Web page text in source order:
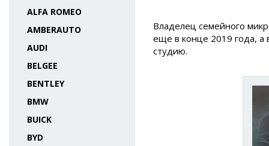
ALFA ROMEO
AMBERAUTO
AUDI
BELGEE
BENTLEY
BMW
BUICK
BYD
Владелец семейного
еще в конце 2019 года, а
студию.